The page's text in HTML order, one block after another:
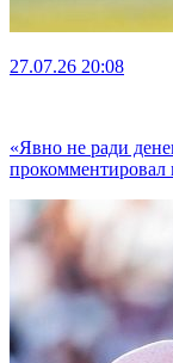
27.07.26 20:08
«Явно не ради